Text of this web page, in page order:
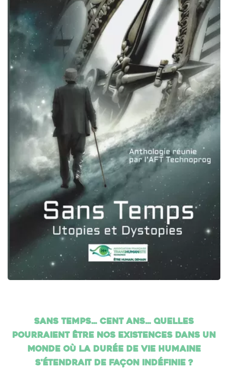
Sans temps… cent ans… Quelles
pourraient être nos existences dans un
monde où la durée de vie humaine
s'étendrait de façon indéfinie ?